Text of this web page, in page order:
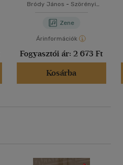
Bródy János - Szörényi
Zene
Árinformációk
Fogyasztói ár: 2 673 Ft
Kosárba